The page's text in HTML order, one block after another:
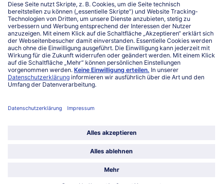
Land / Sprache wählen